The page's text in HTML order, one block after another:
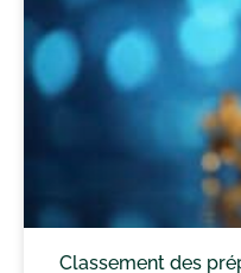
Classement des